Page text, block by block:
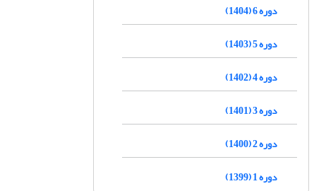
دوره 6 (1404)
دوره 5 (1403)
دوره 4 (1402)
دوره 3 (1401)
دوره 2 (1400)
دوره 1 (1399)